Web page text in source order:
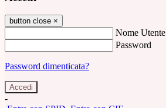
button close ×
Nome Utente
Password
Password dimenticata?
-